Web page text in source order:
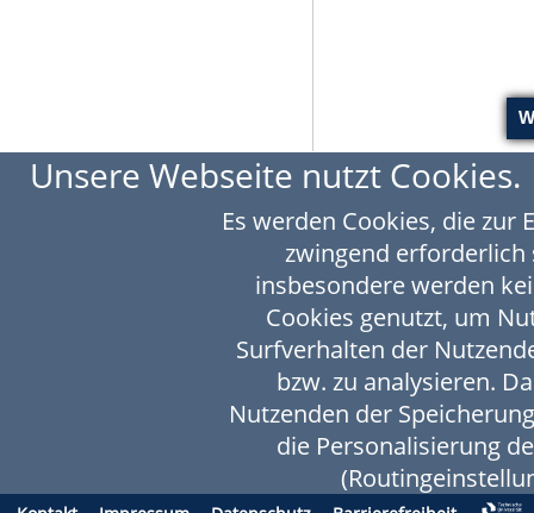
Unsere Webseite nutzt Cookies.
Es werden Cookies, die
zwingend erforderlich
insbesondere werden
Cookies genutzt, um
Surfverhalten der
bzw. zu analysieren.
Nutzenden der
die Personalisierung